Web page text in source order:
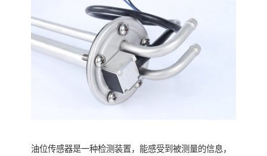
油位传感器是一种检测装置，能感受到被测量的信息，